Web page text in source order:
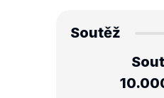
Soutěž